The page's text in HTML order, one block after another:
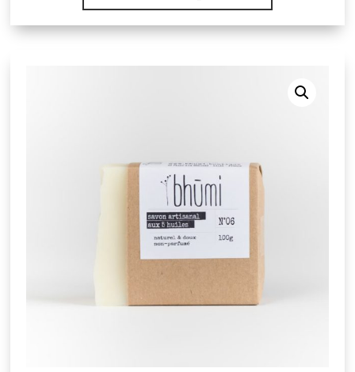
12,00€
à